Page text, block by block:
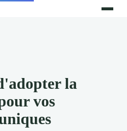
la
vos